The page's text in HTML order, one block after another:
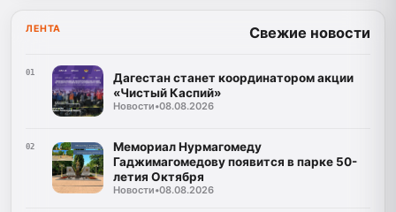
ЛЕНТА Свежие новости
01
Дагестан станет координатором акции
«Чистый Каспий»
Новости•08.08.2026
02
Мемориал Нурмагомеду
Гаджимагомедову появится в парке 50-
летия Октября
Новости•08.08.2026